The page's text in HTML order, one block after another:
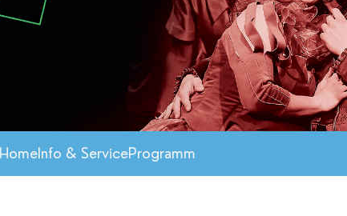
HomeInfo & ServiceProgramm